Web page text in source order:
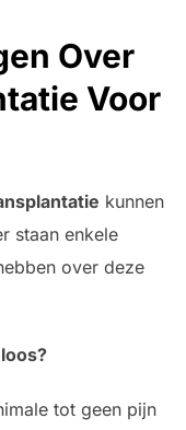
Over
Voor
kunnen
staan enkele
over deze
tot geen pijn